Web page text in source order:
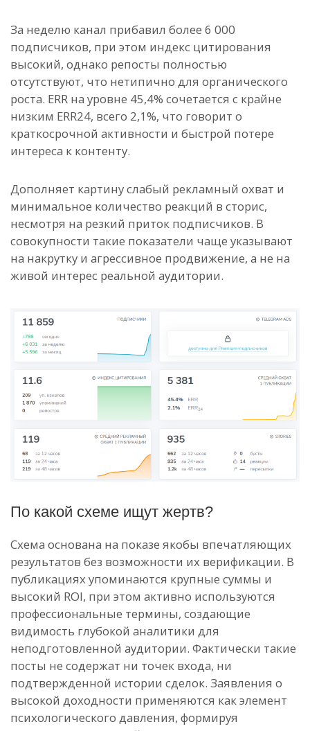
За неделю канал прибавил более 6 000
подписчиков, при этом индекс цитирования
высокий, однако репосты полностью
отсутствуют, что нетипично для органического
роста. ERR на уровне 45,4% сочетается с крайне
низким ERR24, всего 2,1%, что говорит о
краткосрочной активности и быстрой потере
интереса к контенту.
Дополняет картину слабый рекламный охват и
минимальное количество реакций в сторис,
несмотря на резкий приток подписчиков. В
совокупности такие показатели чаще указывают
на накрутку и агрессивное продвижение, а не на
живой интерес реальной аудитории.
По какой схеме ищут жертв?
Схема основана на показе якобы впечатляющих
результатов без возможности их верификации. В
публикациях упоминаются крупные суммы и
высокий ROI, при этом активно используются
профессиональные термины, создающие
видимость глубокой аналитики для
неподготовленной аудитории. Фактически такие
посты не содержат ни точек входа, ни
подтвержденной истории сделок. Заявления о
высокой доходности применяются как элемент
психологического давления, формируя